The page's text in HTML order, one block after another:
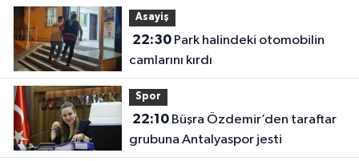
Asayiş
22:30Park halindeki otomobilin
camlarını kırdı
Spor
22:10Büşra Özdemir’den taraftar
grubuna Antalyaspor jesti